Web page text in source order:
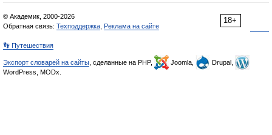
18+
© Академик, 2000-2026
Обратная связь: Техподдержка Реклама на сайте
👣 Путешествия
Экспорт словарей на сайты , сделанные на PHP, Joomla,
Drupal,
WordPress, MODx.